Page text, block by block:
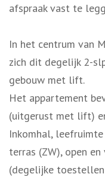
afspraak vast te
In het centrum van
zich dit degelijk 2-
gebouw met lift.
Het appartement
(uitgerust met lift)
Inkomhal,
terras (ZW), open
(degelijke